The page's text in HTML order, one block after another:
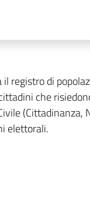
registro di
che
(Cittadinanza,
elettorali.